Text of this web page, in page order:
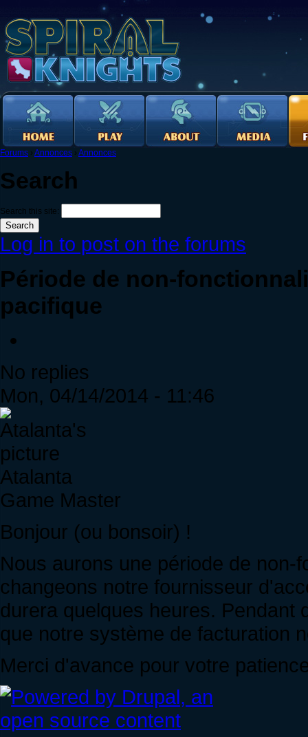
Forums › Annonces › Annonces
Search
Search this site:
Log in to post on the forums
Période de non-
pacifique
No replies
Mon, 04/14/2014 - 11:46
Atalanta
Game Master
Bonjour (ou bonsoir) !
Nous aurons une période de non-
changeons notre fournisseur
durera quelques heures. Pendant
que notre système de facturation
Merci d'avance pour votre